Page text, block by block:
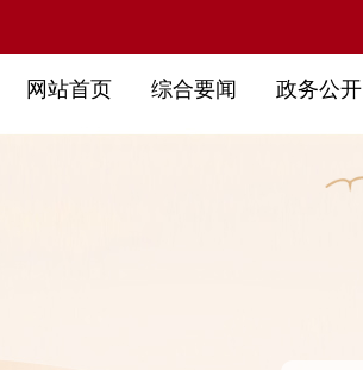
网站首页 综合要闻 政务公开